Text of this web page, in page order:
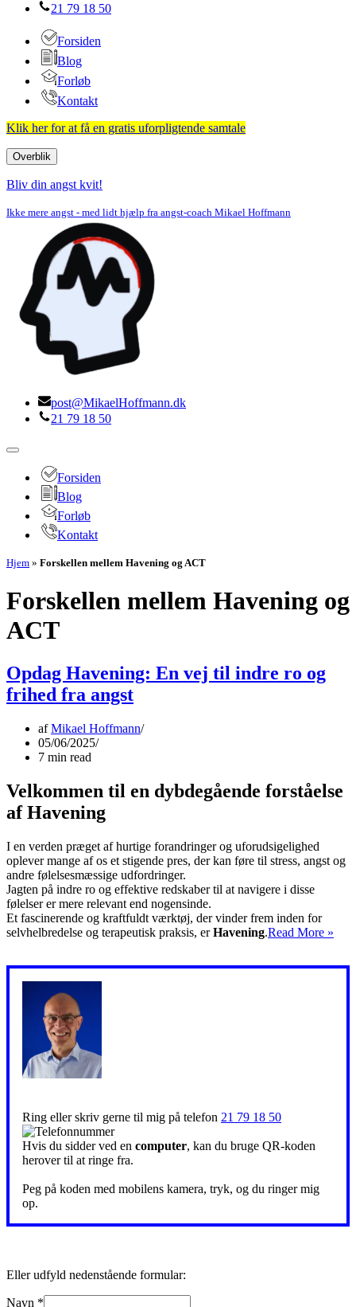
21 79 18 50
Forsiden
Blog
Forløb
Kontakt
Klik her for at få en gratis uforpligtende samtale
Overblik
Navigation
menu
Bliv din angst kvit!
Ikke mere angst - med lidt hjælp fra angst-coach Mikael Hoffmann
post@MikaelHoffmann.dk
21 79 18 50
Navigation
Forsiden
Blog
Forløb
Kontakt
Hjem » Forskellen mellem Havening og ACT
Forskellen mellem Havening og
ACT
Opdag Havening: En vej til indre ro og
frihed fra angst
afMikael Hoffmann
05/06/2025
7 min read
Velkommen til en dybdegående forståelse
af Havening
I en verden præget af hurtige forandringer og uforudsigelighed
oplever mange af os et stigende pres, der kan føre til stress, angst og
andre følelsesmæssige udfordringer.
Jagten på indre ro og effektive redskaber til at navigere i disse
følelser er mere relevant end nogensinde.
Et fascinerende og kraftfuldt værktøj, der vinder frem inden for
selvhelbredelse og terapeutisk praksis, erHavening.Read More »
Ring eller skriv gerne til mig på telefon 21 79 18 50
Hvis du sidder ved en computer, kan du bruge QR-koden
herover til at ringe fra.
Peg på koden med mobilens kamera, tryk, og du ringer mig
op.
Eller udfyld nedenstående formular:
Navn *